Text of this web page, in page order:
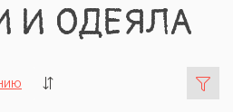
И ОДЕЯЛА